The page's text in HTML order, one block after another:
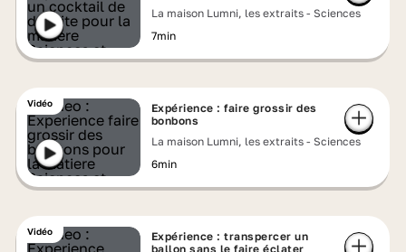
La maison Lumni, les extraits - Sciences
7min
Vidéo
Expérience : faire grossir des
bonbons
La maison Lumni, les extraits - Sciences
6min
Vidéo
Expérience : transpercer un
ballon sans le faire éclater